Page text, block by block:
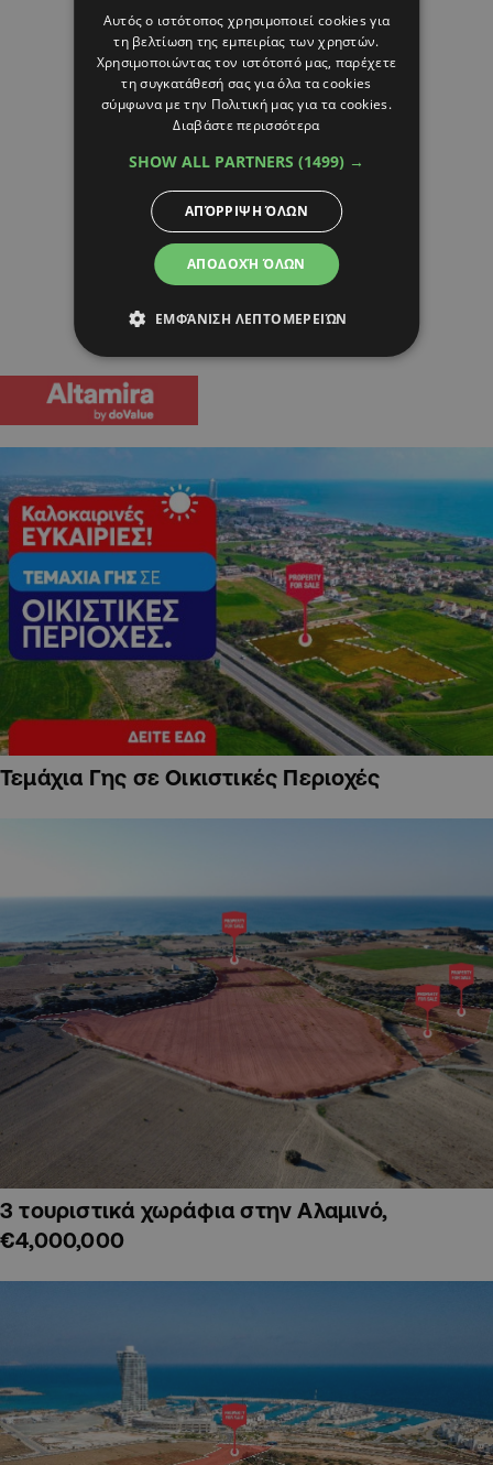
Τεμάχια Γης σε Οικιστικές Περιοχές
3 τουριστικά χωράφια στην Αλαμινό,
€4,000,000
Αυτός ο ιστότοπος χρησιμοποιεί cookies για
τη βελτίωση της εμπειρίας των χρηστών.
Χρησιμοποιώντας τον ιστότοπό μας, παρέχετε
τη συγκατάθεσή σας για όλα τα cookies
σύμφωνα με την Πολιτική μας για τα cookies.
Διαβάστε περισσότερα
SHOW ALL PARTNERS (1499) →
ΑΠΟΔΟΧΉ ΌΛΩΝ
ΑΠΌΡΡΙΨΗ ΌΛΩΝ
ΕΜΦΆΝΙΣΗ ΛΕΠΤΟΜΕΡΕΙΏΝ